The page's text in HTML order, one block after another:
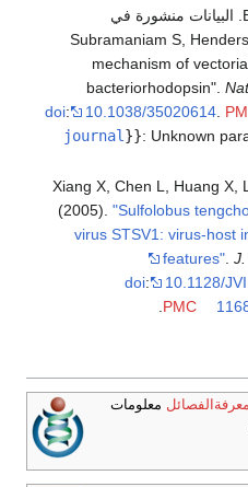
. البيانات منشورة في
Subramaniam S,
mechanism of
bacteriorhodopsin".
doi: 10.1038/35020614.
journal}}: Unknown
Xiang X, Chen L, Huang X,
(2005)."Sulfolobus
virus STSV1: virus-host
features" .
doi: 10.1128/
PMC
معرفةالفصائل معلومات